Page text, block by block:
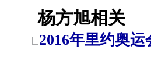
杨方旭相关
2016年里约奥运